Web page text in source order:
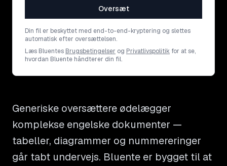
Oversæt
Din fil er beskyttet med end-to-end-kryptering og slettes
automatisk efter oversættelsen.
Læs Bluentes Brugsbetingelser og Privatlivspolitik for at se,
hvordan Bluente håndterer din fil.
Generiske oversættere ødelægger
komplekse engelske dokumenter —
tabeller, diagrammer og nummereringer
går tabt undervejs. Bluente er bygget til at